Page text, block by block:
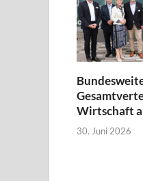
Wirtschaft
30. Juni 2026